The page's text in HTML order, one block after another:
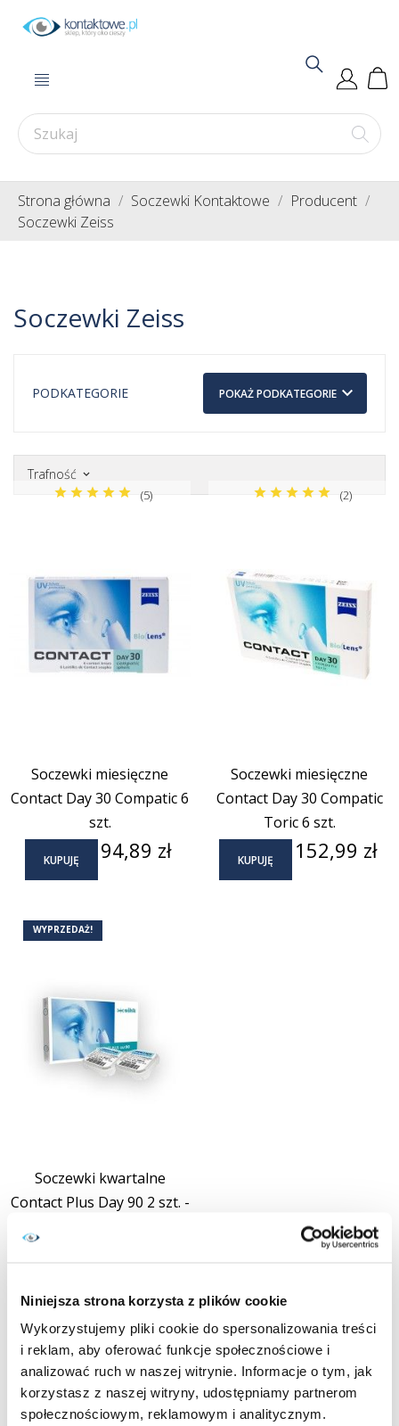
Niniejsza strona korzysta z plików cookie
Wykorzystujemy pliki cookie do spersonalizowania treści
i reklam, aby oferować funkcje społecznościowe i
analizować ruch w naszej witrynie. Informacje o tym, jak
korzystasz z naszej witryny, udostępniamy partnerom
społecznościowym, reklamowym i analitycznym.
Strona główna Soczewki Kontaktowe
Producent
Soczewki Zeiss
Soczewki Zeiss
PODKATEGORIE POKAŻ PODKATEGORIE keyboard_arrow_down
Trafność keyboard_arrow_down
(5)
Soczewki miesięczne
Contact Day 30 Compatic 6
szt.
KUPUJĘ Cena
94,89 zł
(2)
Soczewki miesięczne
Contact Day 30 Compatic
Toric 6 szt.
KUPUJĘ Cena
152,99 zł
Soczewki kwartalne
Contact Plus Day 90 2 szt. -
WYPRZEDAŻ!